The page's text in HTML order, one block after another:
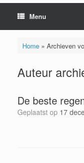
Menu
Home» Archieven
Auteur
De beste
Geplaatst op 17